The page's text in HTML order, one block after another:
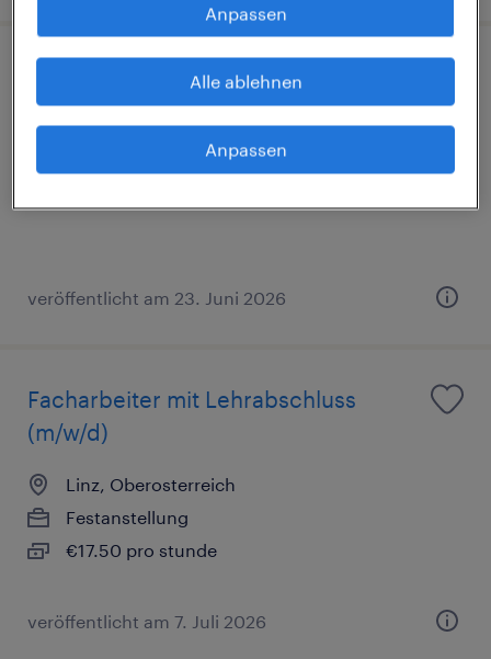
Isolierer / Dämmtechniker (m/d/w)
Linz, Oberosterreich
veröffentlicht am 23. Juni 2026
Facharbeiter mit Lehrabschluss
(m/w/d)
Linz, Oberosterreich
Festanstellung
€17.50 pro stunde
veröffentlicht am 7. Juli 2026
Anpassen
Alle ablehnen
Anpassen